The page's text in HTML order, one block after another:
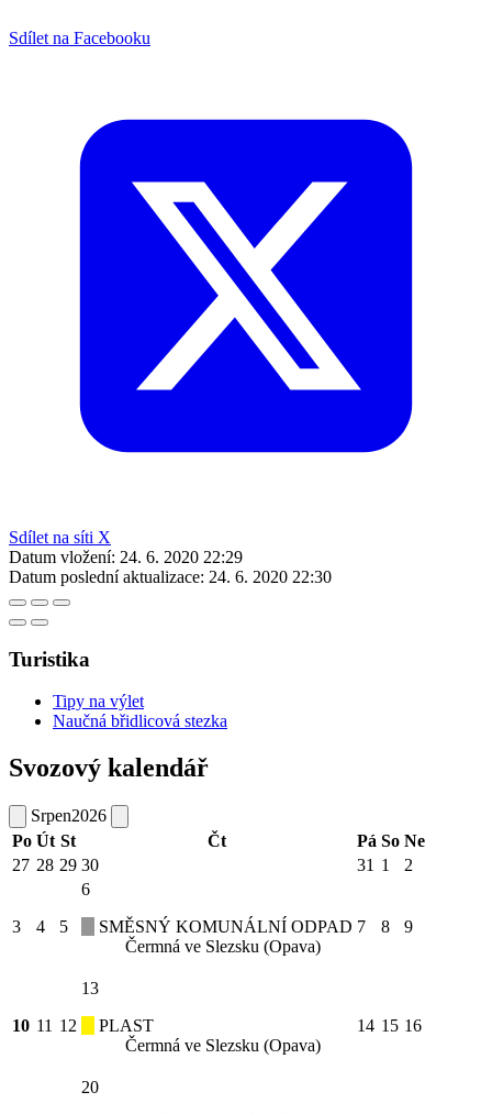
Sdílet na Facebooku
Sdílet na síti X
Datum vložení: 24. 6. 2020 22:29
Datum poslední aktualizace: 24. 6. 2020 22:30
Turistika
Tipy na výlet
Naučná břidlicová stezka
Svozový kalendář
Srpen2026
Po Út St Čt Pá So Ne
27 28 29 30 31 1 2
3 4 5
6
SMĚSNÝ KOMUNÁLNÍ ODPAD
Čermná ve Slezsku (Opava)
7 8 9
10 11 12
13
PLAST
Čermná ve Slezsku (Opava)
14 15 16
20